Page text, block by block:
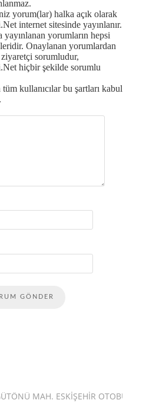
yorum(lar) halka açık olarak
internet sitesinde yayınlanır.
yayınlanan yorumların hepsi
Onaylanan yorumlardan
sorumludur,
hiçbir şekilde sorumlu
kullanıcılar bu şartları kabul
MAH. ESKIŞEHIR OTOBÜS